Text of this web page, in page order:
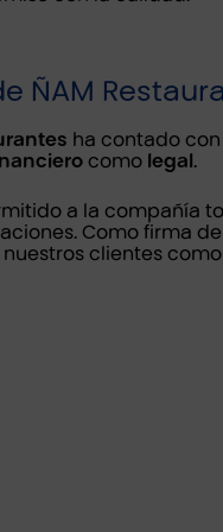
ÑAM
ha contado
como legal.
a la compañía
Como firma de
clientes